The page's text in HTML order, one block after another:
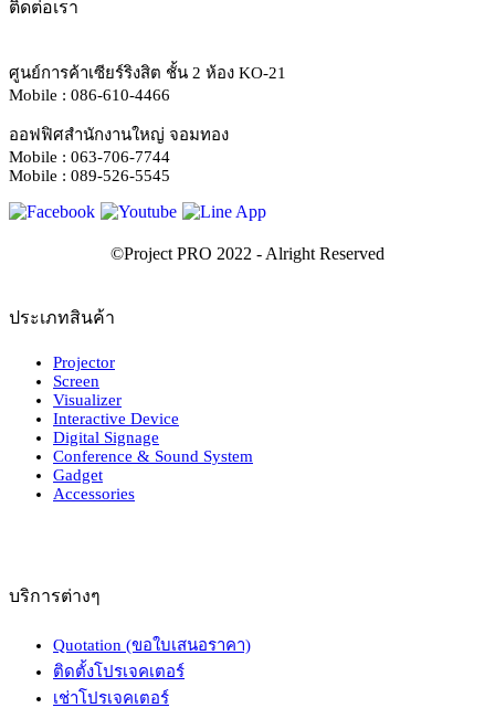
ติดต่อเรา
ศูนย์การค้าเซียร์ริงสิต ชั้น 2 ห้อง KO-21
Mobile : 086-610-4466
ออฟฟิศสำนักงานใหญ่ จอมทอง
Mobile : 063-706-7744
Mobile : 089-526-5545
ประเภทสินค้า
Projector
Screen
Visualizer
Interactive Device
Digital Signage
Conference & Sound System
Gadget
Accessories
บริการต่างๆ
Quotation (ขอใบเสนอราคา)
ติดตั้งโปรเจคเตอร์
เช่าโปรเจคเตอร์